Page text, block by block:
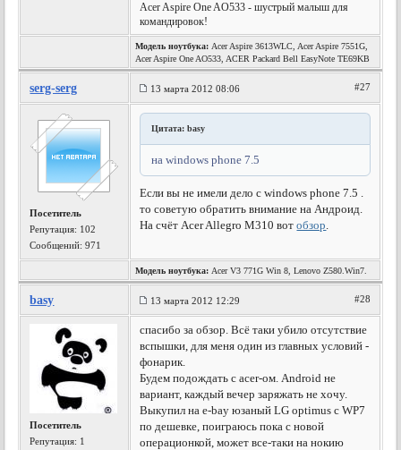
Acer Aspire One AO533 - шустрый малыш для
командировок!
Модель ноутбука: Acer Aspire 3613WLC, Acer Aspire 7551G,
Acer Aspire One AO533, ACER Packard Bell EasyNote TE69KB
serg-serg 13 марта 2012 08:06 #27
Посетитель
Репутация: 102
Сообщений: 971
Цитата: basy
на windows phone 7.5
Если вы не имели дело с windows phone 7.5 .
то советую обратить внимание на Андроид.
На счёт Acer Allegro M310 вотобзор.
Модель ноутбука: Acer V3 771G Win 8, Lenovo Z580.Win7.
basy 13 марта 2012 12:29 #28
Посетитель
Репутация: 1
спасибо за обзор. Всё таки убило отсутствие
вспышки, для меня один из главных условий -
фонарик.
Будем подождать с acer-oм. Android не
вариант, каждый вечер заряжать не хочу.
Выкупил на e-bay юзаный LG optimus с WP7
по дешевке, поиграюсь пока с новой
операционкой, может все-таки на нокию